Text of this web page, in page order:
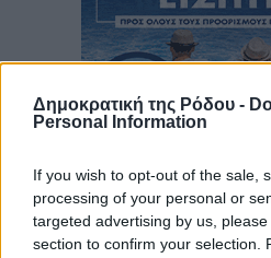
Δημοκρατική της Ρόδου -
Personal Information
If you wish to opt-out of the sale,
processing of your personal or
targeted advertising by us,
section to confirm your selection.